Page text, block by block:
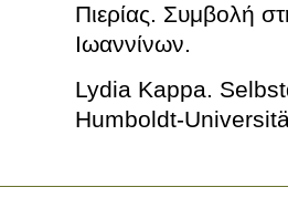
Πιερίας. Συμβολή
Ιωαννίνων.
Lydia Kappa
Humboldt-